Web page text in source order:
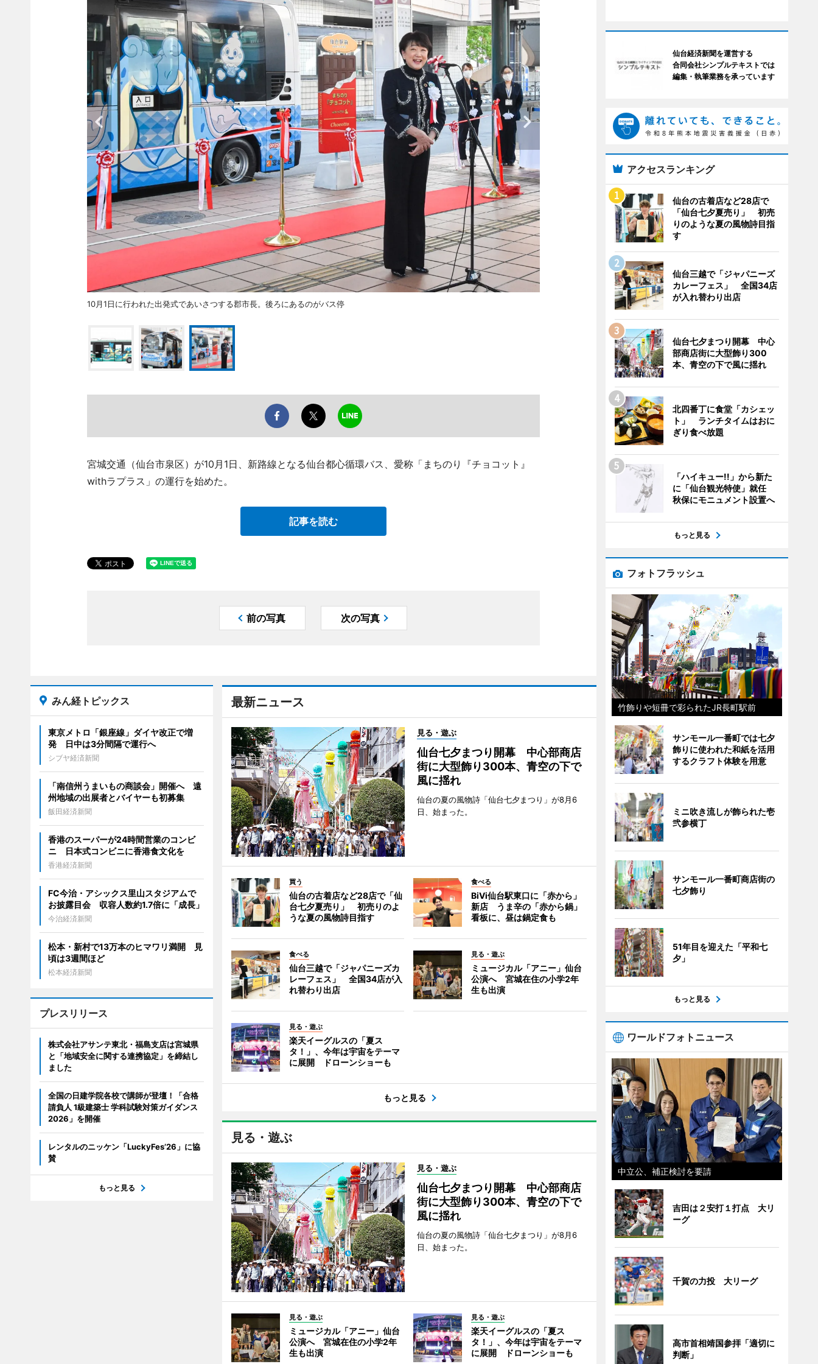
10月1日に行われた出発式であいさつする郡市長。後ろにあるのがバス停
宮城交通（仙台市泉区）が10月1日、新路線となる仙台都心循環バス、愛称「まちのり『チョコット』
withラプラス」の運行を始めた。
記事を読む
前の写真 次の写真
最新ニュース
見る・遊ぶ
仙台七夕まつり開幕 中心部商店
街に大型飾り300本、青空の下で
風に揺れ
仙台の夏の風物詩「仙台七夕まつり」が8月6
日、始まった。
買う
仙台の古着店など28店で「仙
台七夕夏売り」 初売りのよ
うな夏の風物詩目指す
食べる
BiVi仙台駅東口に「赤から」
新店 うま辛の「赤から鍋」
看板に、昼は鍋定食も
食べる
仙台三越で「ジャパニーズカ
レーフェス」 全国34店が入
れ替わり出店
見る・遊ぶ
ミュージカル「アニー」仙台
公演へ 宮城在住の小学2年
生も出演
見る・遊ぶ
楽天イーグルスの「夏ス
タ！」、今年は宇宙をテーマ
に展開 ドローンショーも
もっと見る
見る・遊ぶ
見る・遊ぶ
仙台七夕まつり開幕 中心部商店
街に大型飾り300本、青空の下で
風に揺れ
仙台の夏の風物詩「仙台七夕まつり」が8月6
日、始まった。
見る・遊ぶ
ミュージカル「アニー」仙台
公演へ 宮城在住の小学2年
生も出演
見る・遊ぶ
楽天イーグルスの「夏ス
タ！」、今年は宇宙をテーマ
に展開 ドローンショーも
みん経トピックス
東京メトロ「銀座線」ダイヤ改正で増
発 日中は3分間隔で運行へ
シブヤ経済新聞
「南信州うまいもの商談会」開催へ 遠
州地域の出展者とバイヤーも初募集
飯田経済新聞
香港のスーパーが24時間営業のコンビ
ニ 日本式コンビニに香港食文化を
香港経済新聞
FC今治・アシックス里山スタジアムで
お披露目会 収容人数約1.7倍に「成長」
今治経済新聞
松本・新村で13万本のヒマワリ満開 見
頃は3週間ほど
松本経済新聞
プレスリリース
株式会社アサンテ東北・福島支店は宮城県
と「地域安全に関する連携協定」を締結し
ました
全国の日建学院各校で講師が登壇！「合格
請負人 1級建築士 学科試験対策ガイダンス
2026」を開催
レンタルのニッケン「LuckyFes’26」に協
賛
もっと見る
仙台経済新聞を運営する
合同会社シンプルテキストでは
編集・執筆業務を承っています
アクセスランキング
仙台の古着店など28店で
「仙台七夕夏売り」 初売
りのような夏の風物詩目指
す
仙台三越で「ジャパニーズ
カレーフェス」 全国34店
が入れ替わり出店
仙台七夕まつり開幕 中心
部商店街に大型飾り300
本、青空の下で風に揺れ
北四番丁に食堂「カシェッ
ト」 ランチタイムはおに
ぎり食べ放題
「ハイキュー!!」から新た
に「仙台観光特使」就任
秋保にモニュメント設置へ
もっと見る
フォトフラッシュ
竹飾りや短冊で彩られたJR長町駅前
サンモール一番町では七夕
飾りに使われた和紙を活用
するクラフト体験を用意
ミニ吹き流しが飾られた壱
弐参横丁
サンモール一番町商店街の
七夕飾り
51年目を迎えた「平和七
夕」
もっと見る
ワールドフォトニュース
中立公、補正検討を要請
吉田は２安打１打点 大リ
ーグ
千賀の力投 大リーグ
高市首相靖国参拝「適切に
判断」